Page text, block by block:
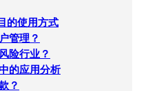
的使用方式
管理？
险行业？
的应用分析
？